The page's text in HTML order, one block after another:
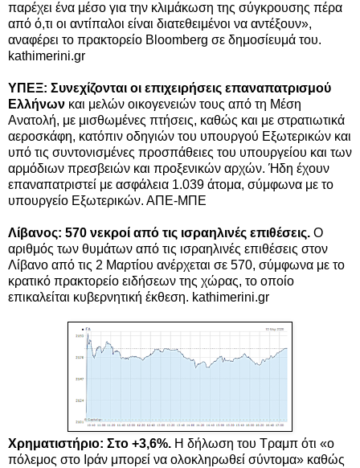
παρέχει ένα μέσο για την κλιμάκωση της σύγκρουσης πέρα
από ό,τι οι αντίπαλοι είναι διατεθειμένοι να αντέξουν»,
αναφέρει το πρακτορείο Bloomberg σε δημοσίευμά του.
kathimerini.gr
ΥΠΕΞ: Συνεχίζονται οι επιχειρήσεις επαναπατρισμού
Ελλήνων και μελών οικογενειών τους από τη Μέση
Ανατολή, με μισθωμένες πτήσεις, καθώς και με στρατιωτικά
αεροσκάφη, κατόπιν οδηγιών του υπουργού Εξωτερικών και
υπό τις συντονισμένες προσπάθειες του υπουργείου και των
αρμόδιων πρεσβειών και προξενικών αρχών. Ήδη έχουν
επαναπατριστεί με ασφάλεια 1.039 άτομα, σύμφωνα με το
υπουργείο Εξωτερικών. ΑΠΕ-ΜΠΕ
Λίβανος: 570 νεκροί από τις ισραηλινές επιθέσεις. Ο
αριθμός των θυμάτων από τις ισραηλινές επιθέσεις στον
Λίβανο από τις 2 Μαρτίου ανέρχεται σε 570, σύμφωνα με το
κρατικό πρακτορείο ειδήσεων της χώρας, το οποίο
επικαλείται κυβερνητική έκθεση. kathimerini.gr
Χρηματιστήριο: Στο +3,6%. Η δήλωση του Τραμπ ότι «ο
πόλεμος στο Ιράν μπορεί να ολοκληρωθεί σύντομα» καθώς